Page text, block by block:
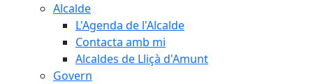
Alcalde
L'Agenda de l'Alcalde
Contacta amb mi
Alcaldes de Lliçà d'Amunt
Govern